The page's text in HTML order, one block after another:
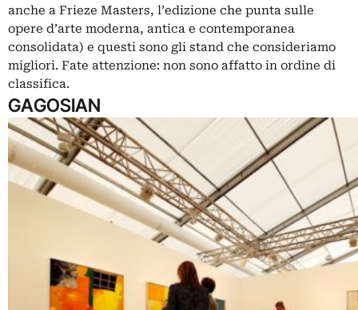
anche a Frieze Masters, l’edizione che punta sulle
opere d’arte moderna, antica e contemporanea
consolidata) e questi sono gli stand che consideriamo
migliori. Fate attenzione: non sono affatto in ordine di
classifica.
GAGOSIAN